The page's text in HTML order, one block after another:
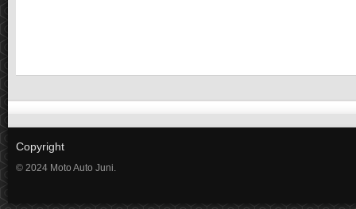
Copyright
© 2024 Moto Auto Juni.